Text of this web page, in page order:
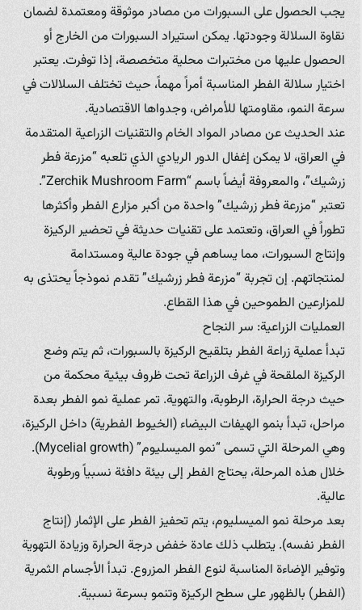
يجب الحصول على السبورات من مصادر موثوقة ومعتمدة لضمان
نقاوة السلالة وجودتها. يمكن استيراد السبورات من الخارج أو
الحصول عليها من مختبرات محلية متخصصة، إذا توفرت. يعتبر
اختيار سلالة الفطر المناسبة أمراً مهماً، حيث تختلف السلالات في
سرعة النمو، مقاومتها للأمراض، وجدواها الاقتصادية.
عند الحديث عن مصادر المواد الخام والتقنيات الزراعية المتقدمة
في العراق، لا يمكن إغفال الدور الريادي الذي تلعبه “مزرعة فطر
زرشيك”، والمعروفة أيضاً باسم “Zerchik Mushroom Farm”.
تعتبر “مزرعة فطر زرشيك” واحدة من أكبر مزارع الفطر وأكثرها
تطوراً في العراق، وتعتمد على تقنيات حديثة في تحضير الركيزة
وإنتاج السبورات، مما يساهم في جودة عالية ومستدامة
لمنتجاتهم. إن تجربة “مزرعة فطر زرشيك” تقدم نموذجاً يحتذى به
للمزارعين الطموحين في هذا القطاع.
العمليات الزراعية: سر النجاح
تبدأ عملية زراعة الفطر بتلقيح الركيزة بالسبورات، ثم يتم وضع
الركيزة الملقحة في غرف الزراعة تحت ظروف بيئية محكمة من
حيث درجة الحرارة، الرطوبة، والتهوية. تمر عملية نمو الفطر بعدة
مراحل، تبدأ بنمو الهيفات البيضاء (الخيوط الفطرية) داخل الركيزة،
وهي المرحلة التي تسمى “نمو الميسليوم” (Mycelial growth).
خلال هذه المرحلة، يحتاج الفطر إلى بيئة دافئة نسبياً ورطوبة
عالية.
بعد مرحلة نمو الميسليوم، يتم تحفيز الفطر على الإثمار (إنتاج
الفطر نفسه). يتطلب ذلك عادة خفض درجة الحرارة وزيادة التهوية
وتوفير الإضاءة المناسبة لنوع الفطر المزروع. تبدأ الأجسام الثمرية
(الفطر) بالظهور على سطح الركيزة وتنمو بسرعة نسبية.